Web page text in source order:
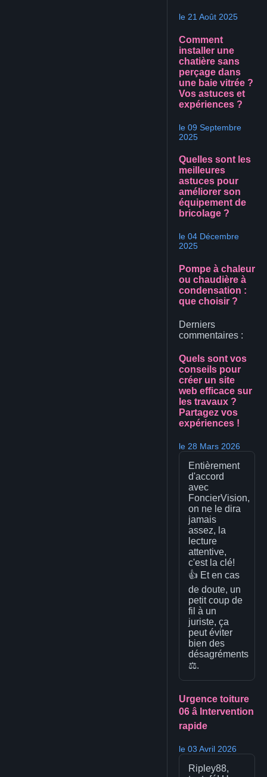
le 21 Août 2025
Comment
installer une
chatière sans
perçage dans
une baie vitrée ?
Vos astuces et
expériences ?
le 09 Septembre
2025
Quelles sont les
meilleures
astuces pour
améliorer son
équipement de
bricolage ?
le 04 Décembre
2025
Pompe à chaleur
ou chaudière à
condensation :
que choisir ?
Derniers
commentaires :
Quels sont vos
conseils pour
créer un site
web efficace sur
les travaux ?
Partagez vos
expériences !
le 28 Mars 2026
Entièrement
d'accord
avec
FoncierVision,
on ne le dira
jamais
assez, la
lecture
attentive,
c'est la clé!
👍 Et en cas
de doute, un
petit coup de
fil à un
juriste, ça
peut éviter
bien des
désagréments
⚖️.
Urgence toiture
06 â Intervention
rapide
le 03 Avril 2026
Ripley88,